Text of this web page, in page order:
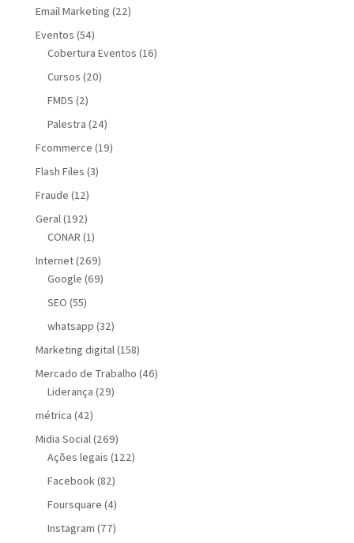
Email Marketing (22)
Eventos (54)
Cobertura Eventos (16)
Cursos (20)
FMDS (2)
Palestra (24)
Fcommerce (19)
Flash Files (3)
Fraude (12)
Geral (192)
CONAR (1)
Internet(269)
Google (69)
SEO (55)
whatsapp (32)
Marketing digital (158)
Mercado de Trabalho (46)
Liderança (29)
métrica (42)
Midia Social (269)
Ações legais (122)
Facebook (82)
Foursquare (4)
Instagram (77)